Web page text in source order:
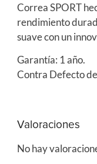
Correa SPORT
rendimiento
suave con un
Garantía: 1 año.
Contra Defecto
Valoraciones
No hay